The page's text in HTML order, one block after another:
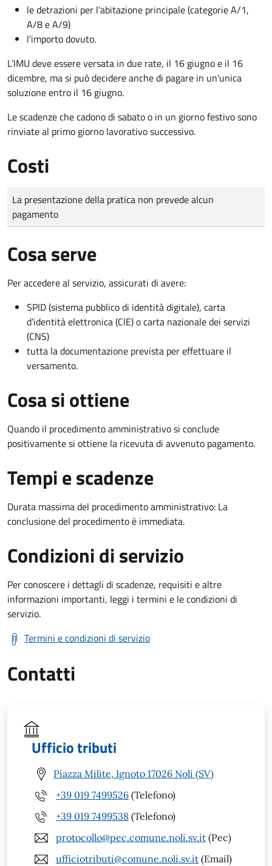
le detrazioni per l'abitazione principale (categorie A/1,
A/8 e A/9)
l'importo dovuto.
L’IMU deve essere versata in due rate, il 16 giugno e il 16
dicembre, ma si può decidere anche di pagare in un’unica
soluzione entro il 16 giugno.
Le scadenze che cadono di sabato o in un giorno festivo sono
rinviate al primo giorno lavorativo successivo.
Costi
Tipo di pagamento
Importo
La presentazione della pratica non prevede alcun
pagamento
Cosa serve
Per accedere al servizio, assicurati di avere:
SPID (sistema pubblico di identità digitale), carta
d’identità elettronica (CIE) o carta nazionale dei servizi
(CNS)
tutta la documentazione prevista per effettuare il
versamento.
Cosa si ottiene
Quando il procedimento amministrativo si conclude
positivamente si ottiene la ricevuta di avvenuto pagamento.
Tempi e scadenze
Durata massima del procedimento amministrativo: La
conclusione del procedimento è immediata.
Condizioni di servizio
Per conoscere i dettagli di scadenze, requisiti e altre
informazioni importanti, leggi i termini e le condizioni di
servizio.
Termini e condizioni di servizio
Contatti
Ufficio tributi
Piazza Milite, Ignoto 17026 Noli (SV)
+39 019 7499526 (Telefono)
+39 019 7499538 (Telefono)
protocollo@pec.comune.noli.sv.it (Pec)
ufficiotributi@comune.noli.sv.it (Email)